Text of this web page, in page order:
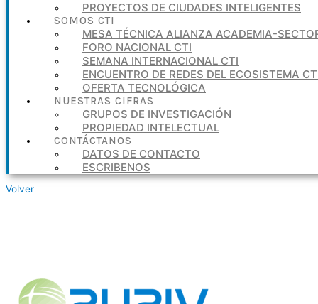
PROYECTOS DE CIUDADES INTELIGENTES
SOMOS CTI
MESA TÉCNICA ALIANZA ACADEMIA-
FORO NACIONAL CTI
SEMANA INTERNACIONAL CTI
ENCUENTRO DE REDES DEL ECOSISTEMA
OFERTA TECNOLÓGICA
NUESTRAS CIFRAS
GRUPOS DE INVESTIGACIÓN
PROPIEDAD INTELECTUAL
CONTÁCTANOS
DATOS DE CONTACTO
ESCRIBENOS
Volver